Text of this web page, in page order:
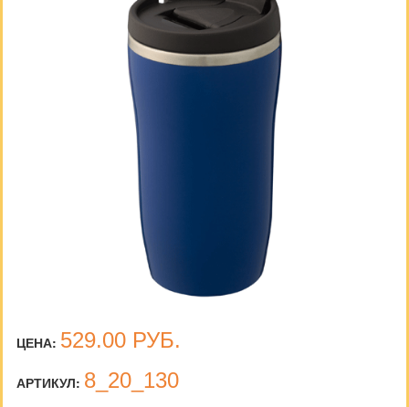
ЦЕНА: 529.00 РУБ.
АРТИКУЛ: 8_20_130